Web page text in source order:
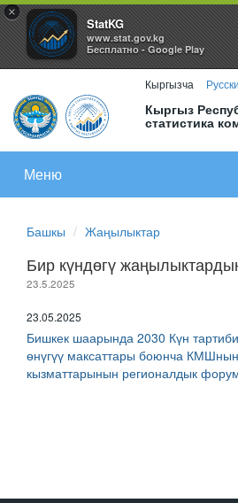
×
StatKG
www.stat.gov.kg
Бесплатно - Google Play
Кыргызча
Кыргыз
статистика
Меню
Башкы Жаңылыктар
Бир күндөгү
23.5.2025
23.05.2025
Бишкек шаарында 2030 Күн
өнүгүү максаттары боюнча КМШнын
кызматтарынын регионалдык